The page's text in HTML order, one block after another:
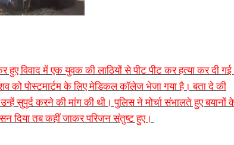
हुए विवाद में एक युवक की लाठियों से पीट पीट कर हत्या कर दी
को पोस्टमार्टम के लिए मेडिकल कॉलेज भेजा गया है। बता दे की
सुपुर्द करने की मांग की थी। पुलिस ने मोर्चा संभालते हुए बयानों
दिया तब कहीं जाकर परिजन संतुष्ट हुए।